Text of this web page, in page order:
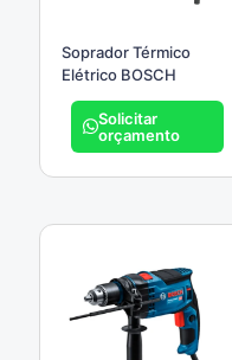
Soprador Térmico
Elétrico BOSCH
Solicitar
orçamento